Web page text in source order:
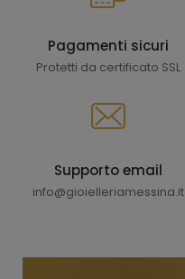
Pagamenti sicuri
Protetti da certificato SSL
Supporto email
info@gioielleriamessina.it